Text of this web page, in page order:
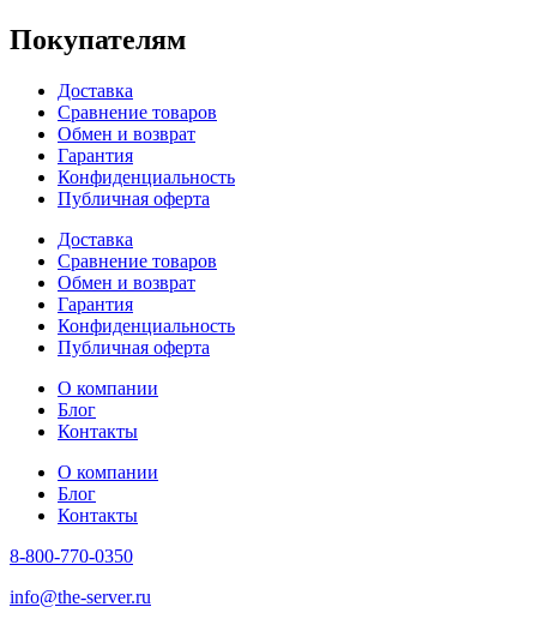
Покупателям
Доставка
Сравнение товаров
Обмен и возврат
Гарантия
Конфиденциальность
Публичная оферта
Доставка
Сравнение товаров
Обмен и возврат
Гарантия
Конфиденциальность
Публичная оферта
О компании
Блог
Контакты
О компании
Блог
Контакты
8-800-770-0350
info@the-server.ru